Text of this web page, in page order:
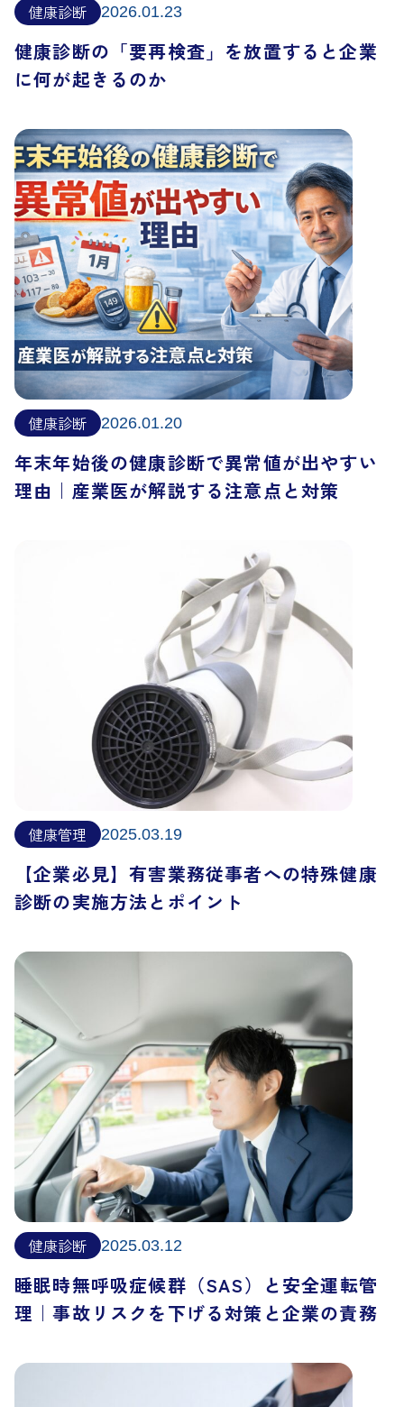
健康診断 2026.01.23
健康診断の「要再検査」を放置すると企業
に何が起きるのか
健康診断 2026.01.20
年末年始後の健康診断で異常値が出やすい
理由｜産業医が解説する注意点と対策
健康管理 2025.03.19
【企業必見】有害業務従事者への特殊健康
診断の実施方法とポイント
健康診断 2025.03.12
睡眠時無呼吸症候群（SAS）と安全運転管
理｜事故リスクを下げる対策と企業の責務